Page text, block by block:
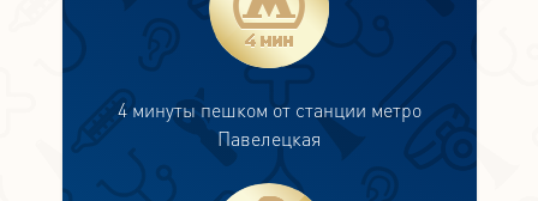
4 минуты пешком от станции метро
Павелецкая